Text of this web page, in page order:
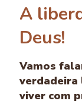
A
Deus!
Vamos
verdadeira
viver com